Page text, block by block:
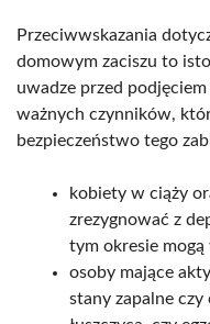
Przeciwwskazania
domowym zaciszu to
uwadze przed
ważnych czynników,
bezpieczeństwo tego
kobiety w ciąży
zrezygnować z
tym okresie mogą
osoby mające
stany zapalne